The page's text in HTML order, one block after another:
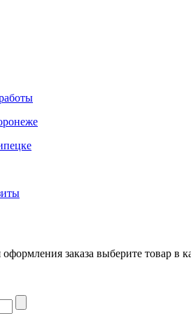
заказа выберите товар в